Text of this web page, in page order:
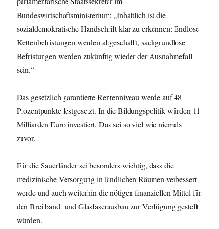
Bundeswirtschaftsministerium: „Inhaltlich ist die
sozialdemokratische Handschrift klar zu erkennen: Endlose
Kettenbefristungen werden abgeschafft, sachgrundlose
Befristungen werden zukünftig wieder der Ausnahmefall
sein.“
Das gesetzlich garantierte Rentenniveau werde auf 48
Prozentpunkte festgesetzt. In die Bildungspolitik würden 11
Milliarden Euro investiert. Das sei so viel wie niemals
zuvor.
Für die Sauerländer sei besonders wichtig, dass die
medizinische Versorgung in ländlichen Räumen verbessert
werde und auch weiterhin die nötigen finanziellen Mittel für
den Breitband- und Glasfaserausbau zur Verfügung gestellt
würden.